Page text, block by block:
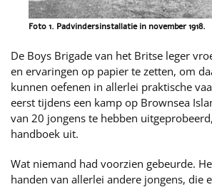
Foto 1. Padvindersinstallatie in november 1918.
De Boys Brigade van het Britse leger
en ervaringen op papier te zetten, om
kunnen oefenen in allerlei praktische
eerst tijdens een kamp op Brownsea
van 20 jongens te hebben
handboek uit.
Wat niemand had voorzien gebeurde.
handen van allerlei andere jongens, die